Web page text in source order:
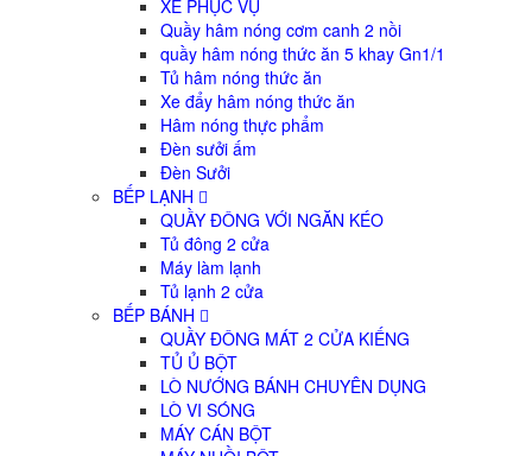
XE PHỤC VỤ
Quầy hâm nóng cơm canh 2 nồi
quầy hâm nóng thức ăn 5 khay Gn1/1
Tủ hâm nóng thức ăn
Xe đẩy hâm nóng thức ăn
Hâm nóng thực phẩm
Đèn sưởi ấm
Đèn Sưởi
BẾP LẠNH
QUẦY ĐÔNG VỚI NGĂN KÉO
Tủ đông 2 cửa
Máy làm lạnh
Tủ lạnh 2 cửa
BẾP BÁNH
QUẦY ĐÔNG MÁT 2 CỬA KIẾNG
TỦ Ủ BỘT
LÒ NƯỚNG BÁNH CHUYÊN DỤNG
LÒ VI SÓNG
MÁY CÁN BỘT